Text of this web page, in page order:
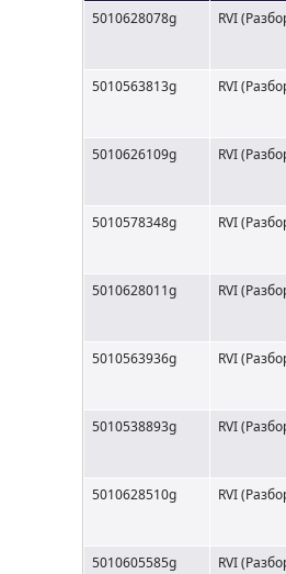
5010628078g
RVI
5010563813g RVI
5010626109g RVI
5010578348g RVI
5010628011g RVI
5010563936g RVI
5010538893g RVI
5010628510g RVI
5010605585g RVI